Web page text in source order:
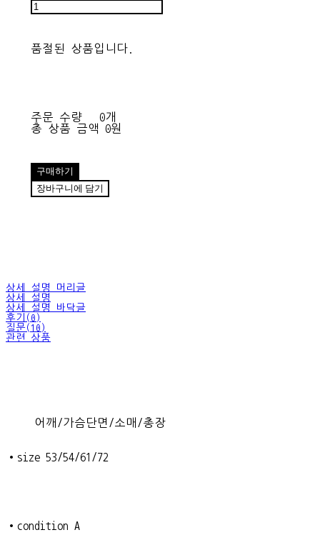
품절된 상품입니다.
주문 수량
0개
총 상품 금액
0원
구매하기
장바구니에 담기
상세 설명 머리글
상세 설명
상세 설명 바닥글
후기(0)
질문(10)
관련 상품
어깨/가슴단면/소매/총장
•size 53/54/61/72
•condition A